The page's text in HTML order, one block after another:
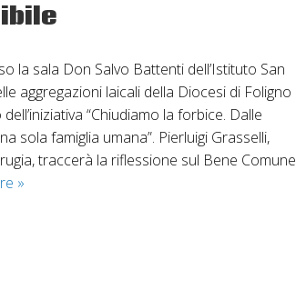
la sala Don Salvo Battenti dell’Istituto San
aggregazioni laicali della Diocesi di Foligno
“Chiudiamo la forbice. Dalle
sola famiglia umana”. Pierluigi Grasselli,
traccerà la riflessione sul Bene Comune
Bene
»